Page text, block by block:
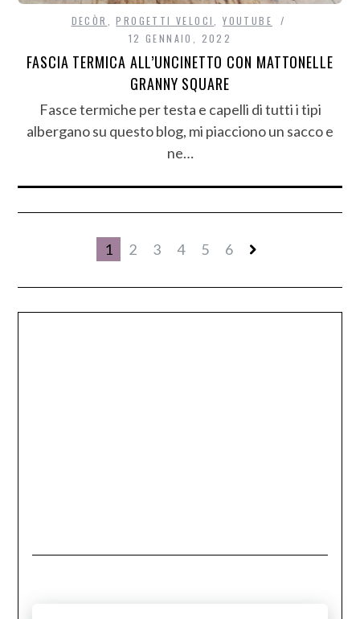
DECÒR ,PROGETTI VELOCI ,YOUTUBE
12 GENNAIO, 2022
FASCIA TERMICA ALL’UNCINETTO CON MATTONELLE
GRANNY SQUARE
Fasce termiche per testa e capelli di tutti i tipi
albergano su questo blog, mi piacciono un sacco e
ne…
1 2 3 4 5 6